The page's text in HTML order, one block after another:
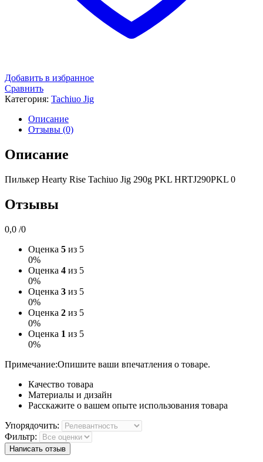
Добавить в избранное
Сравнить
Категория: Tachiuo Jig
Описание
Отзывы (0)
Описание
Пилькер Hearty Rise Tachiuo Jig 290g PKL HRTJ290PKL 0
Отзывы
0,0 /0
Оценка 5 из 5
0%
Оценка 4 из 5
0%
Оценка 3 из 5
0%
Оценка 2 из 5
0%
Оценка 1 из 5
0%
Примечание:Опишите ваши впечатления о товаре.
Качество товара
Материалы и дизайн
Расскажите о вашем опыте использования товара
Упорядочить:
Фильтр:
Написать отзыв